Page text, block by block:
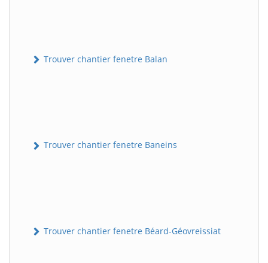
Trouver chantier fenetre Balan
Trouver chantier fenetre Baneins
Trouver chantier fenetre Béard-Géovreissiat